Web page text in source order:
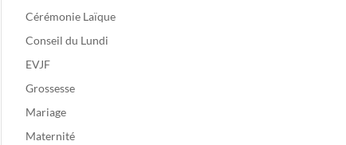
Cérémonie Laïque
Conseil du Lundi
EVJF
Grossesse
Mariage
Maternité